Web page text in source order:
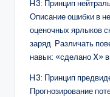
H3: Принцип
Описание ошибки в
оценочных ярлыков
заряд. Различать
навык: «сделано X»
H3: Принцип
Прогнозирование